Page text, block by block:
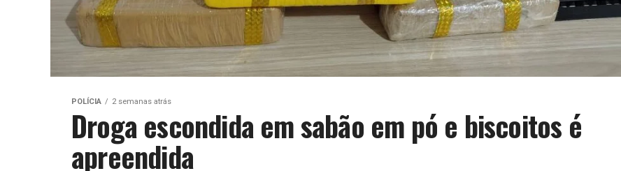
POLÍCIA 2 semanas atrás
Droga escondida em sabão em pó e biscoitos é
apreendida